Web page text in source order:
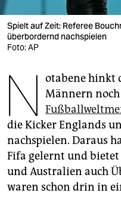
shop
fragen & hilfe
abo
genossenschaft
epaper login
Spielt auf Zeit: Referee
überbordernd nachspielen
Foto: AP
N otabene hinkt
Männern
die Kicker Englands
nachspielen. Daraus
Fifa gelernt und
und Australien auch
waren schon drin in